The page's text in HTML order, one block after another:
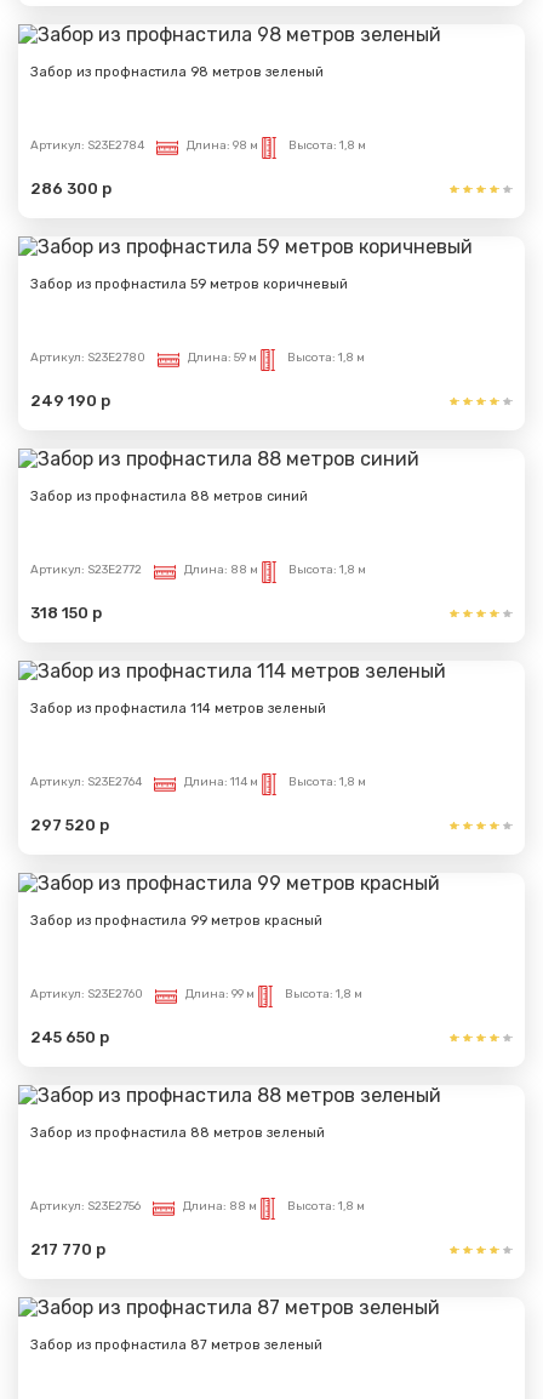
Забор из профнастила 98 метров зеленый
Артикул: S23E2784 Длина: 98 м Высота: 1,8 м
286 300 р
Забор из профнастила 59 метров коричневый
Артикул: S23E2780 Длина: 59 м Высота: 1,8 м
249 190 р
Забор из профнастила 88 метров синий
Артикул: S23E2772 Длина: 88 м Высота: 1,8 м
318 150 р
Забор из профнастила 114 метров зеленый
Артикул: S23E2764 Длина: 114 м Высота: 1,8 м
297 520 р
Забор из профнастила 99 метров красный
Артикул: S23E2760 Длина: 99 м Высота: 1,8 м
245 650 р
Забор из профнастила 88 метров зеленый
Артикул: S23E2756 Длина: 88 м Высота: 1,8 м
217 770 р
Забор из профнастила 87 метров зеленый